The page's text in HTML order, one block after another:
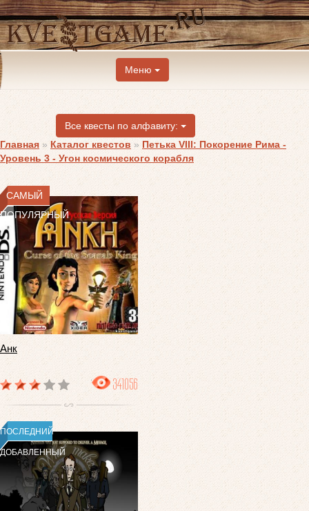
Меню
Все квесты по алфавиту:
Главная » Каталог квестов » Петька VIII: Покорение Рима -
Уровень 3 - Угон космического корабля
САМЫЙ
ПОПУЛЯРНЫЙ
Анк
341056
ПОСЛЕДНИЙ
ДОБАВЛЕННЫЙ